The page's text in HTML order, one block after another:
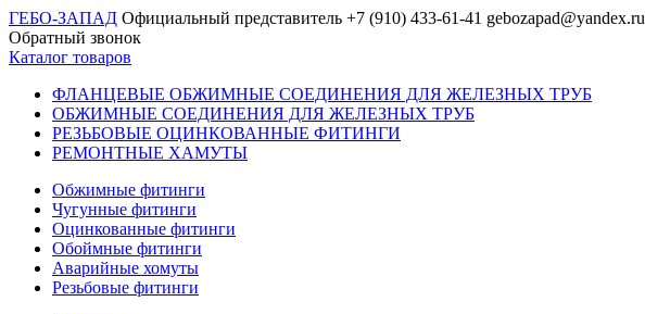
ГЕБО-ЗАПАД Официальный представитель +7 (910) 433-61-41 gebozapad@yandex.ru
Обратный звонок
Каталог товаров
ФЛАНЦЕВЫЕ ОБЖИМНЫЕ СОЕДИНЕНИЯ ДЛЯ ЖЕЛЕЗНЫХ ТРУБ
ОБЖИМНЫЕ СОЕДИНЕНИЯ ДЛЯ ЖЕЛЕЗНЫХ ТРУБ
РЕЗЬБОВЫЕ ОЦИНКОВАННЫЕ ФИТИНГИ
РЕМОНТНЫЕ ХАМУТЫ
Обжимные фитинги
Чугунные фитинги
Оцинкованные фитинги
Обоймные фитинги
Аварийные хомуты
Резьбовые фитинги